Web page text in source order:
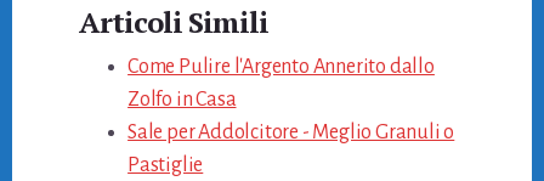
Articoli Simili
Come Pulire l'Argento Annerito dallo
Zolfo in Casa
Sale per Addolcitore - Meglio Granuli o
Pastiglie